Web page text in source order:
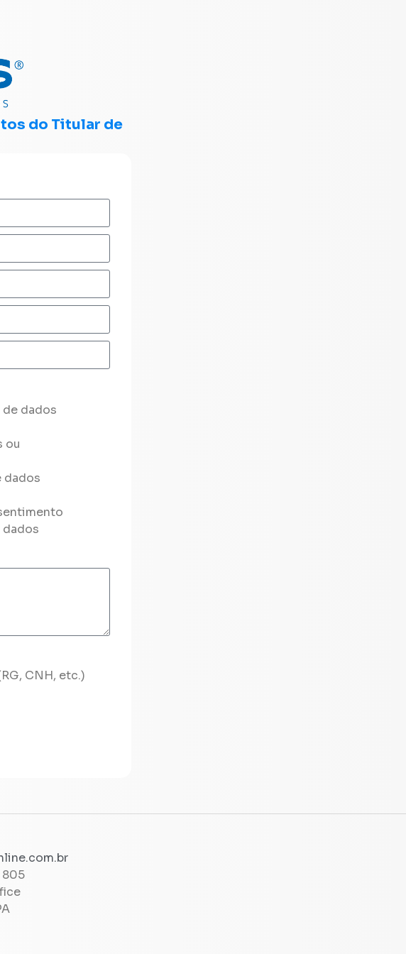
do Titular de
dados
ou
dados
CNH, etc.)
805